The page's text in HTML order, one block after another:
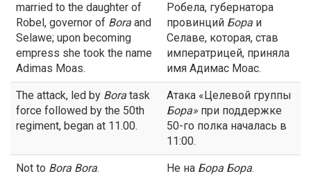
married to the daughter of
Robel, governor of Bora and
Selawe; upon becoming
empress she took the name
Adimas Moas.
Робела, губернатора
провинций Бора и
Селаве, которая, став
императрицей, приняла
имя Адимас Моас.
The attack, led by Bora task
force followed by the 50th
regiment, began at 11.00.
Атака «Целевой группы
Бора» при поддержке
50-го полка началась в
11:00.
Not to Bora Bora. Не на Бора Бора.